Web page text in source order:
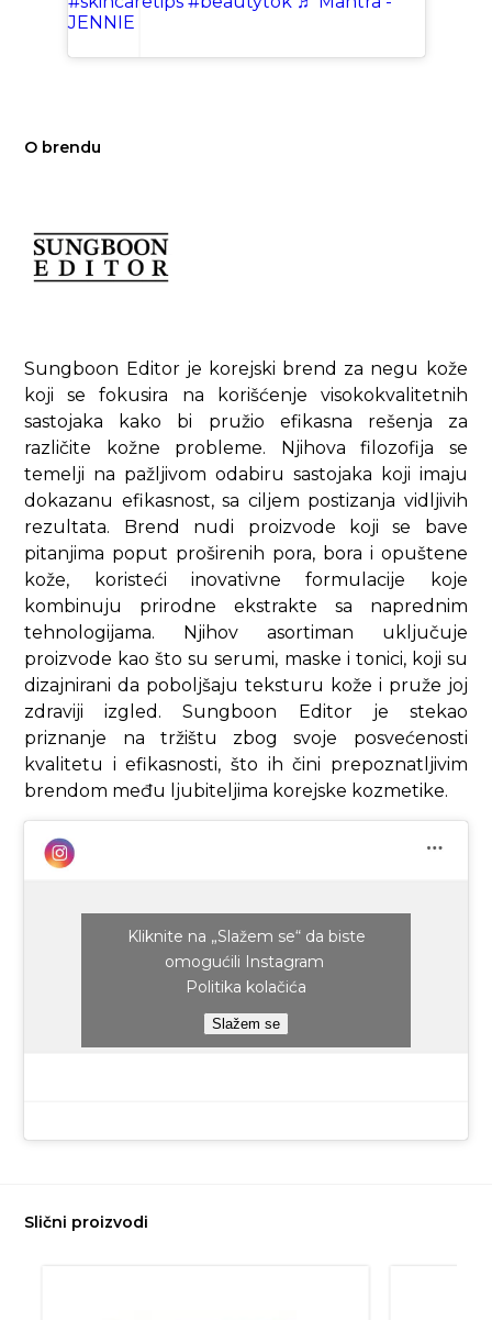
JENNIE
O brendu
Sungboon Editor je korejski brend za negu kože
koji se fokusira na korišćenje visokokvalitetnih
sastojaka kako bi pružio efikasna rešenja za
različite kožne probleme. Njihova filozofija se
temelji na pažljivom odabiru sastojaka koji imaju
dokazanu efikasnost, sa ciljem postizanja vidljivih
rezultata. Brend nudi proizvode koji se bave
pitanjima poput proširenih pora, bora i opuštene
kože, koristeći inovativne formulacije koje
kombinuju prirodne ekstrakte sa naprednim
tehnologijama. Njihov asortiman uključuje
proizvode kao što su serumi, maske i tonici, koji su
dizajnirani da poboljšaju teksturu kože i pruže joj
zdraviji izgled. Sungboon Editor je stekao
priznanje na tržištu zbog svoje posvećenosti
kvalitetu i efikasnosti, što ih čini prepoznatljivim
brendom među ljubiteljima korejske kozmetike.
Kliknite na „Slažem se“ da biste
omogućili Instagram
Politika kolačića
Slažem se
Slični proizvodi